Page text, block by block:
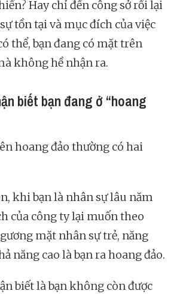
Hay chỉ đến công sở rồi lại
tồn tại và mục đích của việc
thể, bạn đang có mặt trên
không hề nhận ra.
biết bạn đang ở “hoang
hoang đảo thường có hai
khi bạn là nhân sự lâu năm
của công ty lại muốn theo
mặt nhân sự trẻ, năng
năng cao là bạn ra hoang đảo.
biết là bạn không còn được